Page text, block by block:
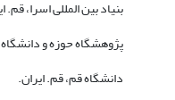
بنیاد بین المللی اسرا، قم.
پژوهشگاه حوزه و
دانشگاه قم، قم. ایران.